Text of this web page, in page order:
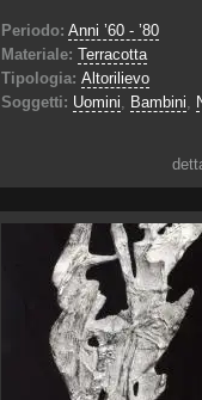
Periodo: Anni ’60 - ’80
Materiale: Terracotta
Tipologia: Altorilievo
Soggetti: Uomini Bambini